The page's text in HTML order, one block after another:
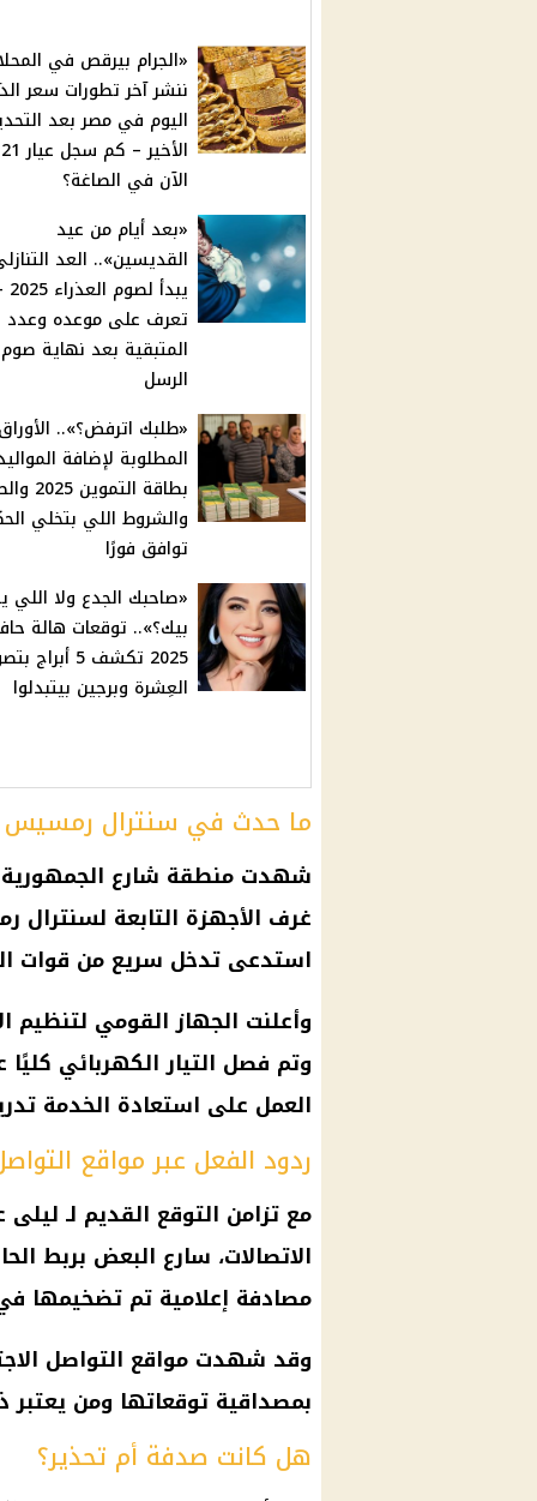
«الجرام بيرقص في
ننشر آخر تطورات سعر
اليوم في مصر بعد
الآن في الصاغة؟
«بعد أيام من عيد
القديسين».. العد
يبدأ
تعرف على موعده وعدد
المتبقية بعد نهاية صوم
الرسل
«طلبك اترفض؟»..
المطلوبة لإضافة
بطاقة
والشروط اللي بتخلي
توافق فورًا
«صاحبك الجدع ولا اللي
بيك؟».. توقعات هالة
2025 تكشف 5
العِشرة وبرجين بيتبدلوا
ما حدث في سنترال رمسيس
شهدت منطقة شارع الجمهورية
غرف الأجهزة التابعة لسنترال
استدعى تدخل سريع من قوات
وأعلنت الجهاز القومي لتنظيم
وتم فصل التيار الكهربائي
العمل على استعادة الخدمة
ردود الفعل عبر مواقع
مع تزامن التوقع القديم لـ
الاتصالات، سارع البعض بربط
مصادفة إعلامية تم تضخيمها
وقد شهدت مواقع التواصل
بمصداقية توقعاتها ومن
هل كانت صدفة أم تحذير؟